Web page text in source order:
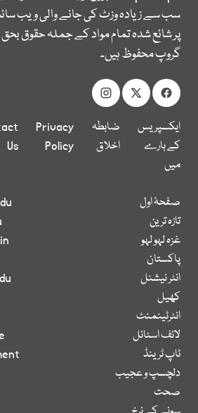
سب سے زیادہ وزٹ کی جانے والی ویب
پر شائع شدہ تمام مواد کے جملہ حقوق
گروپ محفوظ ہیں۔
ایکسپریس
کے بارے
میں
ضابطہ
اخلاق
Privacy
Policy
Us
صفحۂ اول
تازہ ترین
غزہ لہو لہو
پاکستان
انٹر نیشنل
کھیل
انٹرٹینمنٹ
لائف اسٹائل
ٹاپ ٹرینڈ
دلچسپ و عجیب
صحت